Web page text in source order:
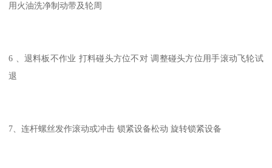
用火油洗净制动带及轮周
6 、退料板不作业 打料碰头方位不对 调整碰头方位用手滚动飞轮试
退
7、连杆螺丝发作滚动或冲击 锁紧设备松动 旋转锁紧设备